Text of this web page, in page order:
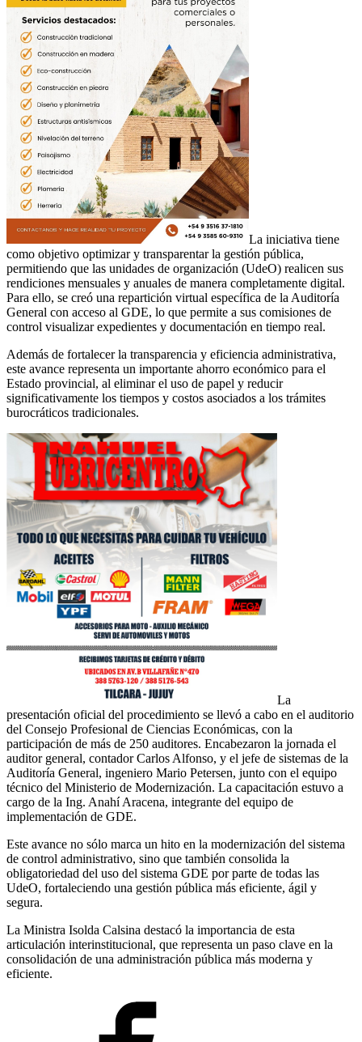
La iniciativa tiene
como objetivo optimizar y transparentar la gestión pública,
permitiendo que las unidades de organización (UdeO) realicen sus
rendiciones mensuales y anuales de manera completamente digital.
Para ello, se creó una repartición virtual específica de la Auditoría
General con acceso al GDE, lo que permite a sus comisiones de
control visualizar expedientes y documentación en tiempo real.
Además de fortalecer la transparencia y eficiencia administrativa,
este avance representa un importante ahorro económico para el
Estado provincial, al eliminar el uso de papel y reducir
significativamente los tiempos y costos asociados a los trámites
burocráticos tradicionales.
La
presentación oficial del procedimiento se llevó a cabo en el auditorio
del Consejo Profesional de Ciencias Económicas, con la
participación de más de 250 auditores. Encabezaron la jornada el
auditor general, contador Carlos Alfonso, y el jefe de sistemas de la
Auditoría General, ingeniero Mario Petersen, junto con el equipo
técnico del Ministerio de Modernización. La capacitación estuvo a
cargo de la Ing. Anahí Aracena, integrante del equipo de
implementación de GDE.
Este avance no sólo marca un hito en la modernización del sistema
de control administrativo, sino que también consolida la
obligatoriedad del uso del sistema GDE por parte de todas las
UdeO, fortaleciendo una gestión pública más eficiente, ágil y
segura.
La Ministra Isolda Calsina destacó la importancia de esta
articulación interinstitucional, que representa un paso clave en la
consolidación de una administración pública más moderna y
eficiente.